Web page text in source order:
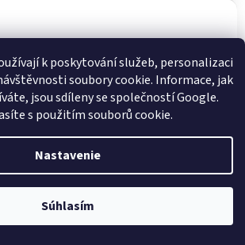
k poskytování služeb, personalizaci
soubory cookie. Informace, jak
jsou sdíleny se společností Google.
s použitím souborů cookie.
Nastavenie
Súhlasím